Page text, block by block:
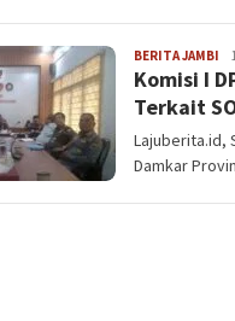
BERITA JAMBI
Komisi I
Terkait
Lajuberita.id,
Damkar